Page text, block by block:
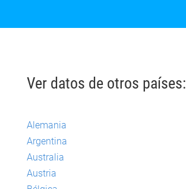
Ver datos de otros países:
Alemania
Argentina
Australia
Austria